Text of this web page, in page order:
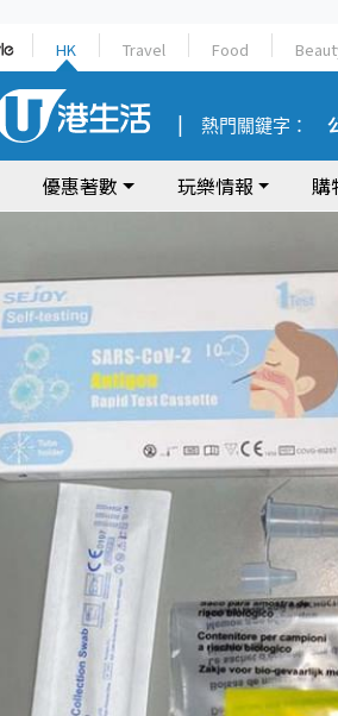
HK Travel Food
熱門關鍵字：
優惠著數 玩樂情報 購